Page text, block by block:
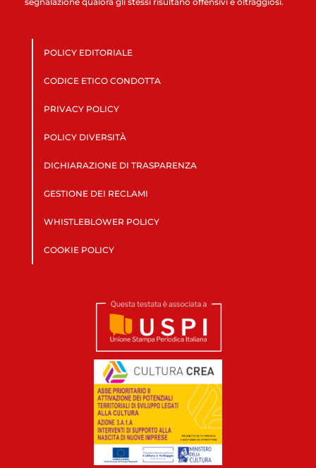
POLICY EDITORIALE
CODICE ETICO CONDOTTA
PRIVACY POLICY
POLICY DIVERSITÀ
DICHIARAZIONE DI TRASPARENZA
GESTIONE DEI RECLAMI
WHISTLEBLOWER POLICY
COOKIE POLICY